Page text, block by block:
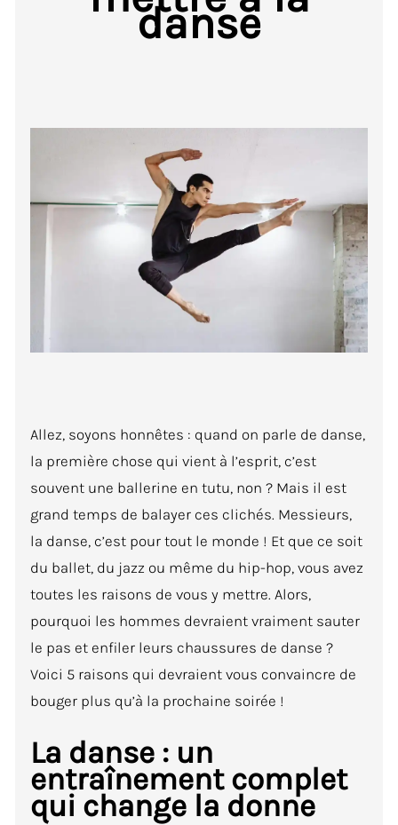
danse
Allez, soyons honnêtes : quand on parle de danse,
la première chose qui vient à l’esprit, c’est
souvent une ballerine en tutu, non ? Mais il est
grand temps de balayer ces clichés. Messieurs,
la danse, c’est pour tout le monde ! Et que ce soit
du ballet, du jazz ou même du hip-hop, vous avez
toutes les raisons de vous y mettre. Alors,
pourquoi les hommes devraient vraiment sauter
le pas et enfiler leurs chaussures de danse ?
Voici 5 raisons qui devraient vous convaincre de
bouger plus qu’à la prochaine soirée !
La danse : un
entraînement complet
qui change la donne